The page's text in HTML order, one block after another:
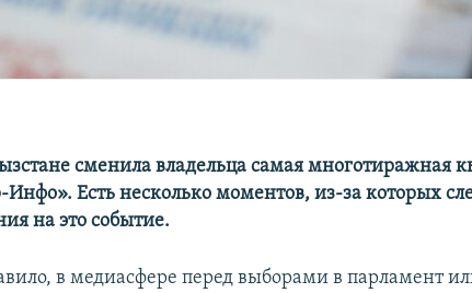
сменила владельца самая многотиражная
Инфо». Есть несколько моментов, из-за которых
на это событие.
в медиасфере перед выборами в парламент